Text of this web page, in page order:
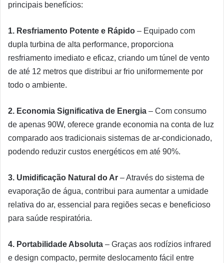
principais benefícios:
1. Resfriamento Potente e Rápido – Equipado com
dupla turbina de alta performance, proporciona
resfriamento imediato e eficaz, criando um túnel de vento
de até 12 metros que distribui ar frio uniformemente por
todo o ambiente.
2. Economia Significativa de Energia – Com consumo
de apenas 90W, oferece grande economia na conta de luz
comparado aos tradicionais sistemas de ar-condicionado,
podendo reduzir custos energéticos em até 90%.
3. Umidificação Natural do Ar – Através do sistema de
evaporação de água, contribui para aumentar a umidade
relativa do ar, essencial para regiões secas e beneficioso
para saúde respiratória.
4. Portabilidade Absoluta – Graças aos rodízios infrared
e design compacto, permite deslocamento fácil entre